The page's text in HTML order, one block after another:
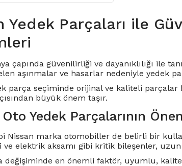
Yedek Parçaları ile
çapında güvenilirliği ve dayanıklılığı ile
aşınmalar ve hasarlar nedeniyle yedek
parça seçiminde orijinal ve kaliteli
büyük önem taşır.
Yedek Parçalarının
Nissan marka otomobiller de belirli bir
ve elektrik aksamı gibi kritik bileşenler,
değişiminde en önemli faktör, uyumlu,